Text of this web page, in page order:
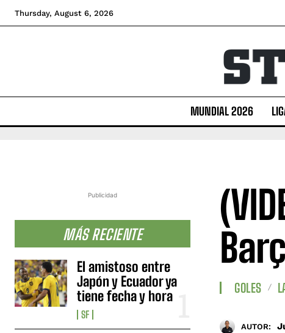
Thursday, August 6, 2026
MUNDIAL 2026
Publicidad
MÁS RECIENTE
El amistoso entre
Japón y Ecuador ya
tiene fecha y hora
SF
GOLES
AUTOR: